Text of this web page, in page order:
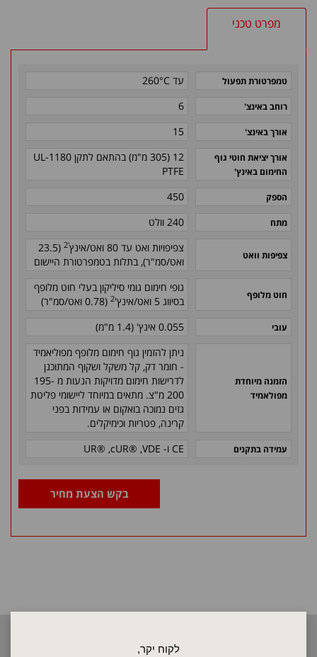
לקוח יקר,
מפרט טכני
טמפרטורת תפעול עד 260°C
רוחב באינצ' 6
אורך באינצ' 15
אורך יציאת חוטי גוף
החימום באינץ'
12 (305 מ"מ) בהתאם לתקן 1180-UL
PTFE
הספק 450
מתח 240 וולט
צפיפות וואט
צפיפויות ואט עד 80 ואט/אינץ '2
(23.5
ואט/סמ"ר), בתלות בטמפרטורת היישום
חוט מלופף
גופי חימום גומי סיליקון בעלי חוט מלופף
בסיווג 5 ואט/אינץ'
2 (0.78 ואט/סמ"ר)
עובי 0.055 אינץ' (1.4 מ"מ)
הזמנה מיוחדת
מפולאמיד
ניתן להזמין גוף חימום מלופף מפוליאמיד
- חומר דק, קל משקל ושקוף המתוכנן
לדרישות חימום מדויקות הנעות מ 195-
200 מ"צ. מתאים במיוחד ליישומי פליטת
גזים נמוכה בואקום או עמידות בפני
קרינה, פטריות וכימיקלים.
עמידה בתקנים UR® ,cUR® ,VDE ו- CE
בקש הצעת מחיר
2026 © כל הזכויות שמורות לאלקטרוטרם שיווק בע"מ, אין להעתיק, לשכפל